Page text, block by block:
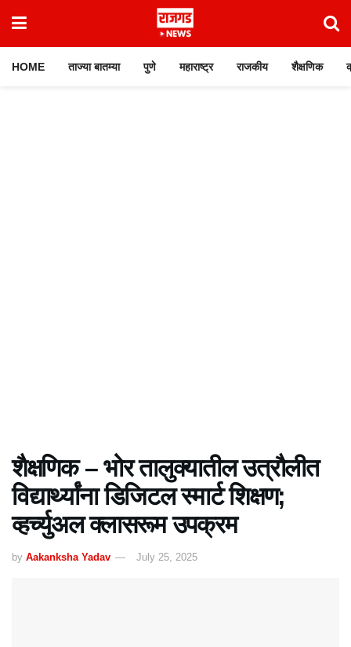
HOME ताज्या बातम्या पुणे महाराष्ट्र राजकीय शैक्षणिक
शैक्षणिक – भोर तालुक्यातील उत्रौलीत
विद्यार्थ्यांना डिजिटल स्मार्ट शिक्षण;
व्हर्च्युअल क्लासरूम उपक्रम
by Aakanksha Yadav July 25, 2025